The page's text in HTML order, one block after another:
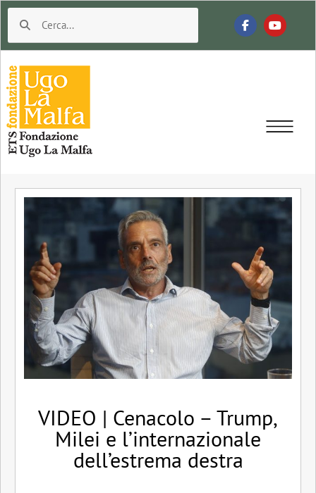
VIDEO | Cenacolo – Trump,
Milei e l’internazionale
dell’estrema destra